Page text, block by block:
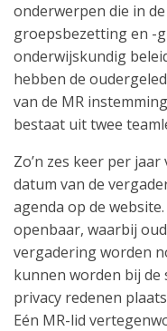
onderwerpen die in
groepsbezetting en -
onderwijskundig
hebben de
van de MR
bestaat uit twee
Zo’n zes keer per
datum van de
agenda op de
openbaar, waarbij
vergadering worden
kunnen worden bij de
privacy redenen
Eén MR-lid